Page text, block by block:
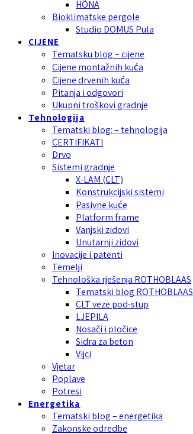
HÖNA
Bioklimatske pergole
Studio DOMUS Pula
CIJENE
Tematsku blog – cijene
Cijene montažnih kuća
Cijene drvenih kuća
Pitanja i odgovori
Ukupni troškovi gradnje
Tehnologija
Tematski blog: – tehnologija
CERTIFIKATI
Drvo
Sistemi gradnje
X-LAM (CLT)
Konstrukcijski sistemi
Pasivne kuće
Platform frame
Vanjski zidovi
Unutarnji zidovi
Inovacije i patenti
Temelji
Tehnološka rješenja ROTHOBLAAS
Tematski blog ROTHOBLAAS
CLT veze pod-stup
LJEPILA
Nosači i pločice
Sidra za beton
Vijci
Vjetar
Poplave
Potresi
Energetika
Tematski blog – energetika
Zakonske odredbe